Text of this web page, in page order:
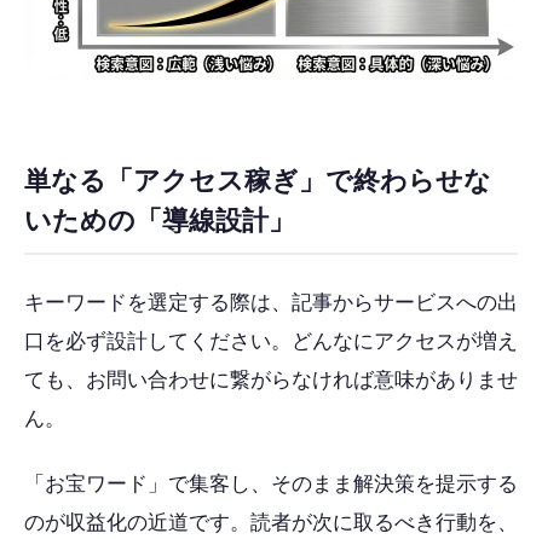
単なる「アクセス稼ぎ」で終わらせな
いための「導線設計」
キーワードを選定する際は、記事からサービスへの出
口を必ず設計してください。どんなにアクセスが増え
ても、お問い合わせに繋がらなければ意味がありませ
ん。
「お宝ワード」で集客し、そのまま解決策を提示する
のが収益化の近道です。読者が次に取るべき行動を、